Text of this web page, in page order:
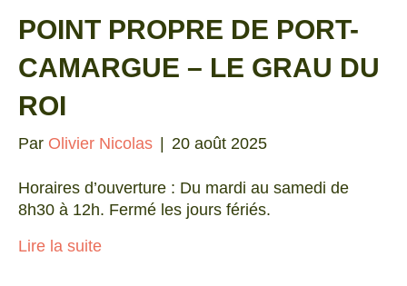
POINT PROPRE DE PORT-
CAMARGUE – LE GRAU DU
ROI
Par Olivier Nicolas 20 août 2025
Horaires d’ouverture : Du mardi au samedi de
8h30 à 12h. Fermé les jours fériés.
Lire la suite